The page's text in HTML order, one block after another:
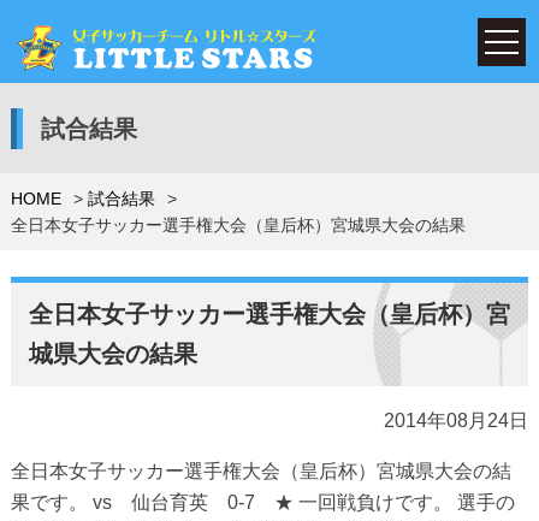
試合結果
HOME
試合結果
全日本女子サッカー選手権大会（皇后杯）宮城県大会の結果
全日本女子サッカー選手権大会（皇后杯）宮
城県大会の結果
2014年08月24日
全日本女子サッカー選手権大会（皇后杯）宮城県大会の結
果です。 vs 仙台育英 0-7 ★ 一回戦負けです。 選手の